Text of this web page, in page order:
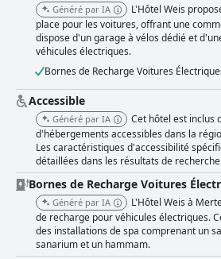
Généré par IA
L'Hôtel Weis
place pour les voitures, offrant une
dispose d'un garage à vélos dédié et
véhicules électriques.
Bornes de Recharge Voitures
Accessible
Généré par IA
Cet hôtel est inclus
d'hébergements accessibles dans la
Les caractéristiques d'accessibilité
détaillées dans les résultats de
Bornes de Recharge Voitures
Généré par IA
L'Hôtel Weis à
de recharge pour véhicules électriques.
des installations de spa comprenant un
sanarium et un hammam.